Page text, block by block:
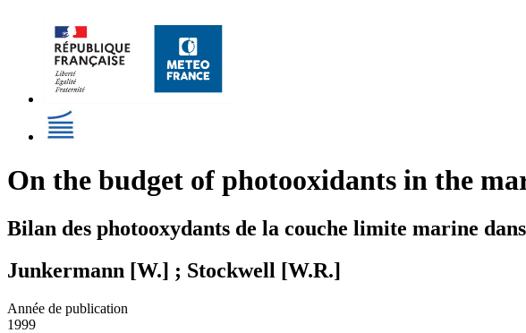
On the budget of photooxidants in the
Bilan des photooxydants de la couche limite marine
Junkermann [W.] ; Stockwell [W.R.]
Année de publication
1999